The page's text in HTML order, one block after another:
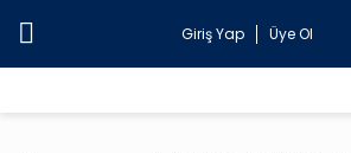
Giriş Yap Üye Ol